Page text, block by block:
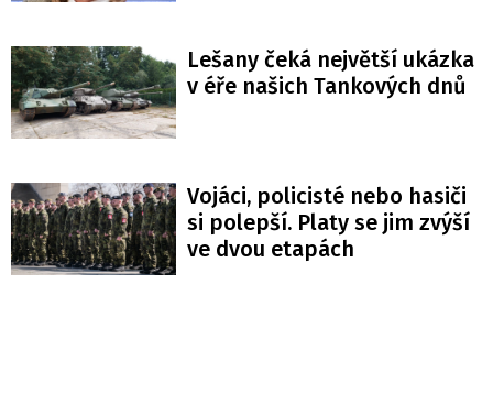
Lešany čeká největší ukázka
v éře našich Tankových dnů
Vojáci, policisté nebo hasiči
si polepší. Platy se jim zvýší
ve dvou etapách